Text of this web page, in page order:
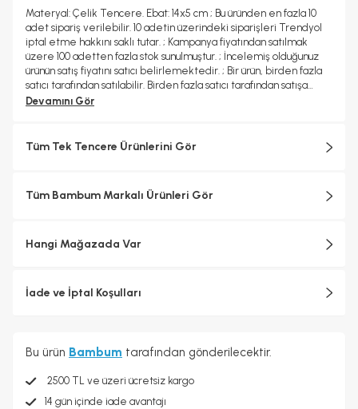
Materyal: Çelik Tencere. Ebat: 14x5 cm ; Bu üründen en fazla 10
adet sipariş verilebilir. 10 adetin üzerindeki siparişleri Trendyol
iptal etme hakkını saklı tutar. ; Kampanya fiyatından satılmak
üzere 100 adetten fazla stok sunulmuştur. ; İncelemiş olduğunuz
ürünün satış fiyatını satıcı belirlemektedir. ; Bir ürün, birden fazla
satıcı tarafından satılabilir. Birden fazla satıcı tarafından satışa
sunulan ürünlerin satıcıları ürün için belirledikleri fiyata, satıcı
edilememesine, ürünlerin stok ve kategorileri bilgilerine göre
Devamını Gör
Tüm Tek Tencere Ürünlerini Gör
Tüm Bambum Markalı Ürünleri Gör
Hangi Mağazada Var
İade ve İptal Koşulları
Bu ürün Bambum tarafından gönderilecektir.
2500 TL ve üzeri ücretsiz kargo
14 gün içinde iade avantajı